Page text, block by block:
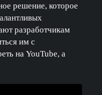
решение, которое
разработчикам
им с
на YouTube, а